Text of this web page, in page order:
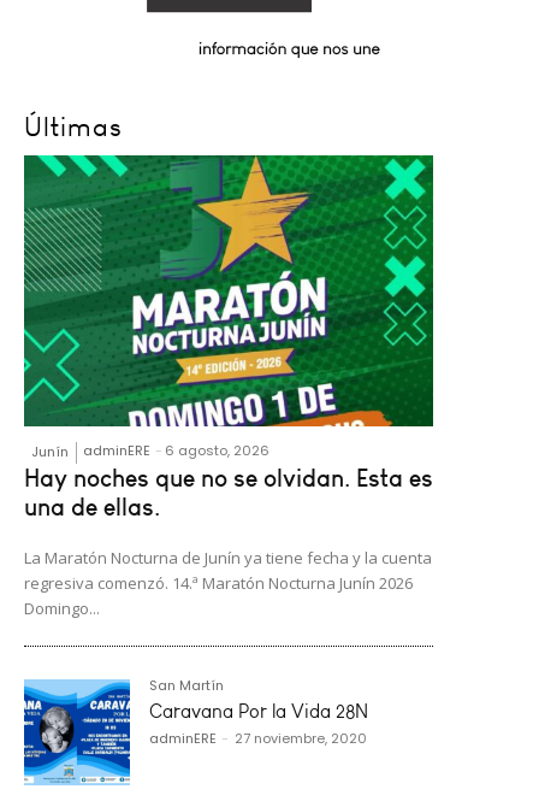
Últimas
Junín adminERE - 6 agosto, 2026
Hay noches que no se olvidan. Esta es
una de ellas.
La Maratón Nocturna de Junín ya tiene fecha y la cuenta
regresiva comenzó. 14.ª Maratón Nocturna Junín 2026
Domingo...
San Martín
Caravana Por la Vida 28N
adminERE - 27 noviembre, 2020